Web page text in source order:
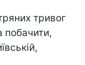
тривог
побачити,